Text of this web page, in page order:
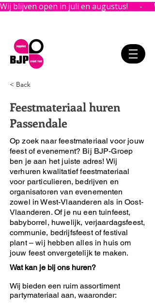
Wij blijven open in juli en augustus!      -
< Back
Feestmateriaal huren
Passendale
Op zoek naar feestmateriaal voor jouw
feest of evenement? Bij BJP-Groep
ben je aan het juiste adres! Wij
verhuren kwalitatief feestmateriaal
voor particulieren, bedrijven en
organisatoren van evenementen
zowel in West-Vlaanderen als in Oost-
Vlaanderen. Of je nu een tuinfeest,
babyborrel, huwelijk, verjaardagsfeest,
communie, bedrijfsfeest of festival
plant – wij hebben alles in huis om
jouw feest onvergetelijk te maken.
Wat kan je bij ons huren?
Wij bieden een ruim assortiment
partymateriaal aan, waaronder: